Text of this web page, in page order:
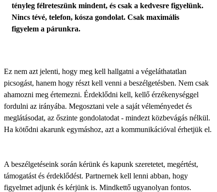
tényleg félreteszünk mindent, és csak a kedvesre figyelünk.
Nincs tévé, telefon, kósza gondolat. Csak maximális
figyelem a párunkra.
Ez nem azt jelenti, hogy meg kell hallgatni a végeláthatatlan
picsogást, hanem hogy részt kell venni a beszélgetésben. Nem csak
ahamozni meg értemezni. Érdeklődni kell, kellő érzékenységgel
fordulni az irányába. Megosztani vele a saját véleményedet és
meglátásodat, az őszinte gondolatodat - mindezt közbevágás nélkül.
Ha kötődni akarunk egymáshoz, azt a kommunikációval érhetjük el.
A beszélgetéseink során kérünk és kapunk szeretetet, megértést,
támogatást és érdeklődést. Partnernek kell lenni abban, hogy
figyelmet adjunk és kérjünk is. Mindkettő ugyanolyan fontos.